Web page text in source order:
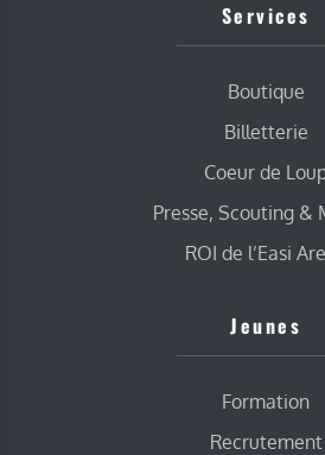
Services
Boutique
Billetterie
Coeur de
Presse, Scouting &
ROI de l’Easi
Jeunes
Formation
Recrutement